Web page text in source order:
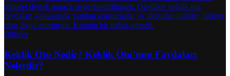
Bitkiler
Keklik Otu Nedir? Keklik Otu’nun Faydaları
Nelerdir?